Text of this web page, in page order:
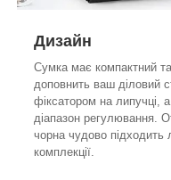
Дизайн
Сумка має компактний
доповнить ваш діловий
фіксатором на липучці,
діапазон регулювання.
чорна чудово
комплекції.